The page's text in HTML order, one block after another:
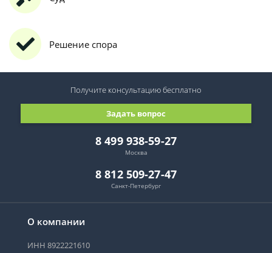
Решение спора
О компании
ИНН 8922221610
8 499 938-59-27
Москва
8 812 509-27-47
Санкт-Петербург
Задать вопрос
Получите консультациюбесплатно